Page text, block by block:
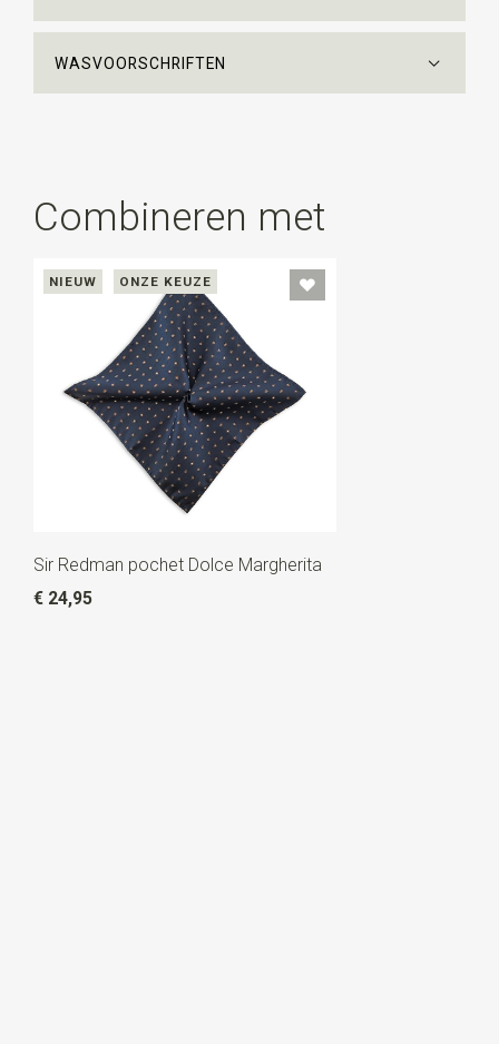
WASVOORSCHRIFTEN
Combineren met
NIEUW ONZE KEUZE
Sir Redman pochet Dolce Margherita
€ 24,95